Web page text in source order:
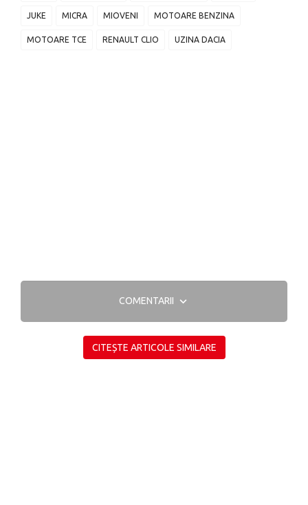
JUKE MICRA MIOVENI MOTOARE BENZINA
MOTOARE TCE RENAULT CLIO UZINA DACIA
COMENTARII
CITEȘTE ARTICOLE SIMILARE